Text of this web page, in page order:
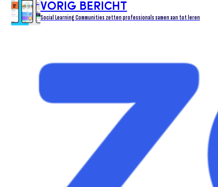
VORIG BERICHT
Social Learning Communities zetten professionals samen aan tot leren